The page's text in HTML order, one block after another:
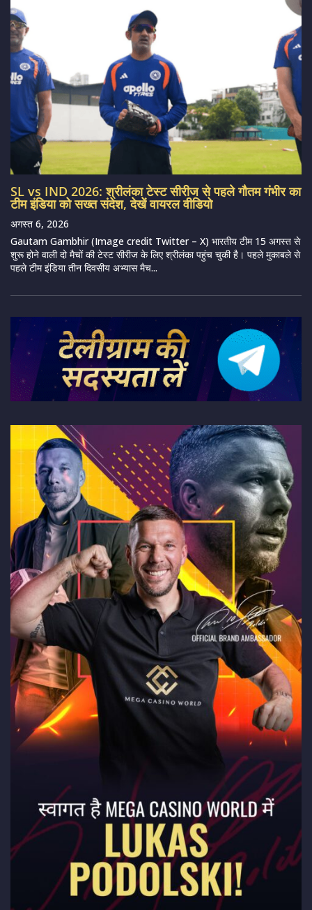
SL vs IND 2026: श्रीलंका टेस्ट सीरीज से पहले गौतम गंभीर का
टीम इंडिया को सख्त संदेश, देखें वायरल वीडियो
अगस्त 6, 2026
Gautam Gambhir (Image credit Twitter – X) भारतीय टीम 15 अगस्त से
शुरू होने वाली दो मैचों की टेस्ट सीरीज के लिए श्रीलंका पहुंच चुकी है। पहले मुकाबले से
पहले टीम इंडिया तीन दिवसीय अभ्यास मैच...